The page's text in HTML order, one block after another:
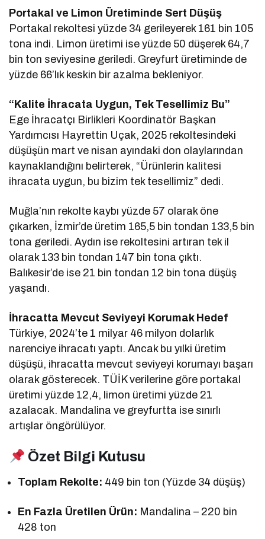
Portakal ve Limon Üretiminde Sert Düşüş
Portakal rekoltesi yüzde 34 gerileyerek 161 bin 105
tona indi. Limon üretimi ise yüzde 50 düşerek 64,7
bin ton seviyesine geriledi. Greyfurt üretiminde de
yüzde 66’lık keskin bir azalma bekleniyor.
“Kalite İhracata Uygun, Tek Tesellimiz Bu”
Ege İhracatçı Birlikleri Koordinatör Başkan
Yardımcısı Hayrettin Uçak, 2025 rekoltesindeki
düşüşün mart ve nisan ayındaki don olaylarından
kaynaklandığını belirterek, “Ürünlerin kalitesi
ihracata uygun, bu bizim tek tesellimiz” dedi.
Muğla’nın rekolte kaybı yüzde 57 olarak öne
çıkarken, İzmir’de üretim 165,5 bin tondan 133,5 bin
tona geriledi. Aydın ise rekoltesini artıran tek il
olarak 133 bin tondan 147 bin tona çıktı.
Balıkesir’de ise 21 bin tondan 12 bin tona düşüş
yaşandı.
İhracatta Mevcut Seviyeyi Korumak Hedef
Türkiye, 2024’te 1 milyar 46 milyon dolarlık
narenciye ihracatı yaptı. Ancak bu yılki üretim
düşüşü, ihracatta mevcut seviyeyi korumayı başarı
olarak gösterecek. TÜİK verilerine göre portakal
üretimi yüzde 12,4, limon üretimi yüzde 21
azalacak. Mandalina ve greyfurtta ise sınırlı
artışlar öngörülüyor.
Özet Bilgi Kutusu
Toplam Rekolte: 449 bin ton (Yüzde 34 düşüş)
En Fazla Üretilen Ürün: Mandalina – 220 bin
428 ton